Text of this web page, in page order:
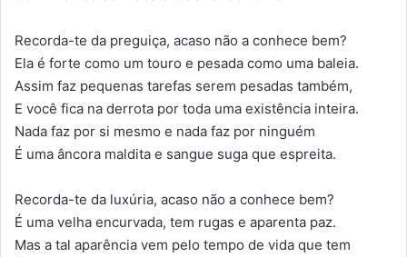
Recorda-te da preguiça, acaso não a conhece bem?
Ela é forte como um touro e pesada como uma baleia.
Assim faz pequenas tarefas serem pesadas também,
E você fica na derrota por toda uma existência inteira.
Nada faz por si mesmo e nada faz por ninguém
É uma âncora maldita e sangue suga que espreita.
Recorda-te da luxúria, acaso não a conhece bem?
É uma velha encurvada, tem rugas e aparenta paz.
Mas a tal aparência vem pelo tempo de vida que tem